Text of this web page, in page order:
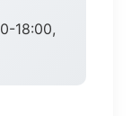
18:00,